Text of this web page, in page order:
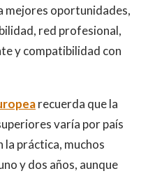
mejores oportunidades,
red profesional,
y compatibilidad con
recuerda que la
varía por país
la práctica, muchos
y dos años, aunque